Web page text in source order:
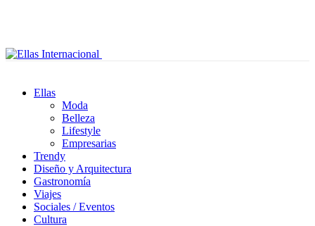
Ellas
Moda
Belleza
Lifestyle
Empresarias
Trendy
Diseño y Arquitectura
Gastronomía
Viajes
Sociales / Eventos
Cultura